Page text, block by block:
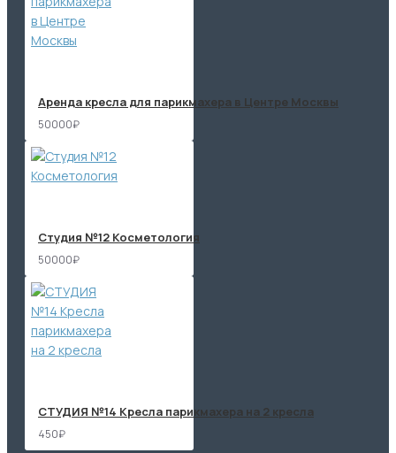
Аренда кресла для парикмахера в Центре Москвы
50000₽
Студия №12 Косметология
50000₽
СТУДИЯ №14 Кресла парикмахера на 2 кресла
450₽